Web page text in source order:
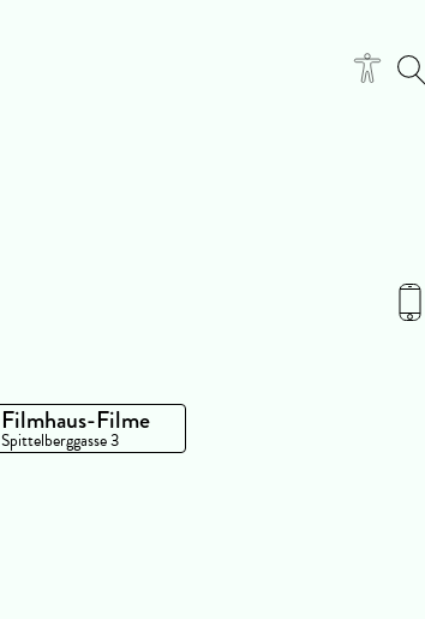
Filmhaus-Filme
Spittelberggasse 3